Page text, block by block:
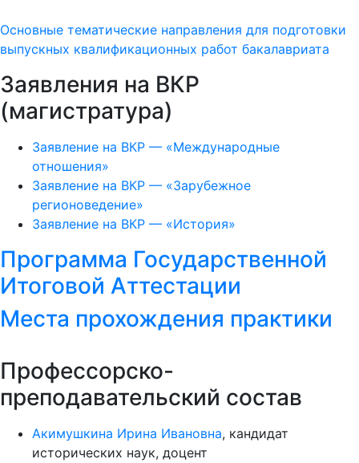
Основные тематические направления для подготовки
выпускных квалификационных работ бакалавриата
Заявления на ВКР
(магистратура)
Заявление на ВКР — «Международные
отношения»
Заявление на ВКР — «Зарубежное
регионоведение»
Заявление на ВКР — «История»
Программа Государственной
Итоговой Аттестации
Места прохождения практики
Профессорско-
преподавательский состав
Акимушкина Ирина Ивановна, кандидат
исторических наук, доцент